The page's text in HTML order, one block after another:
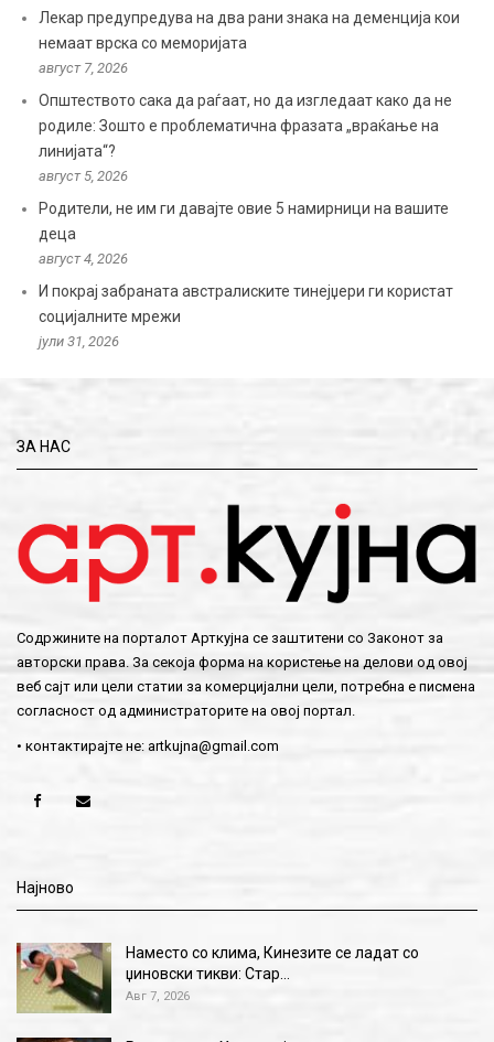
Лекар предупредува на два рани знака на деменција кои
немаат врска со меморијата
август 7, 2026
Општеството сака да раѓаат, но да изгледаат како да не
родиле: Зошто е проблематична фразата „враќање на
линијата“?
август 5, 2026
Родители, не им ги давајте овие 5 намирници на вашите
деца
август 4, 2026
И покрај забраната австралиските тинејџери ги користат
социјалните мрежи
јули 31, 2026
ЗА НАС
Содржините на порталот Арткујна се заштитени со Законот за
авторски права. За секоја форма на користење на делови од овој
веб сајт или цели статии за комерцијални цели, потребна е писмена
согласност од администраторите на овој портал.
• контактирајте не: artkujna@gmail.com
Најново
Наместо со клима, Кинезите се ладат со
џиновски тикви: Стар…
Авг 7, 2026